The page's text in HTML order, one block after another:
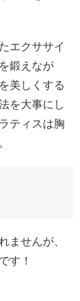
エクササイ
鍛えなが
美しくする
を大事にし
ティスは胸
ませんが、
す！